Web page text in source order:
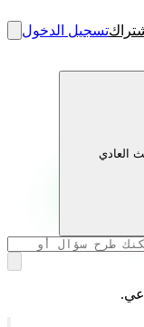
تسجيل الدخول
العادي